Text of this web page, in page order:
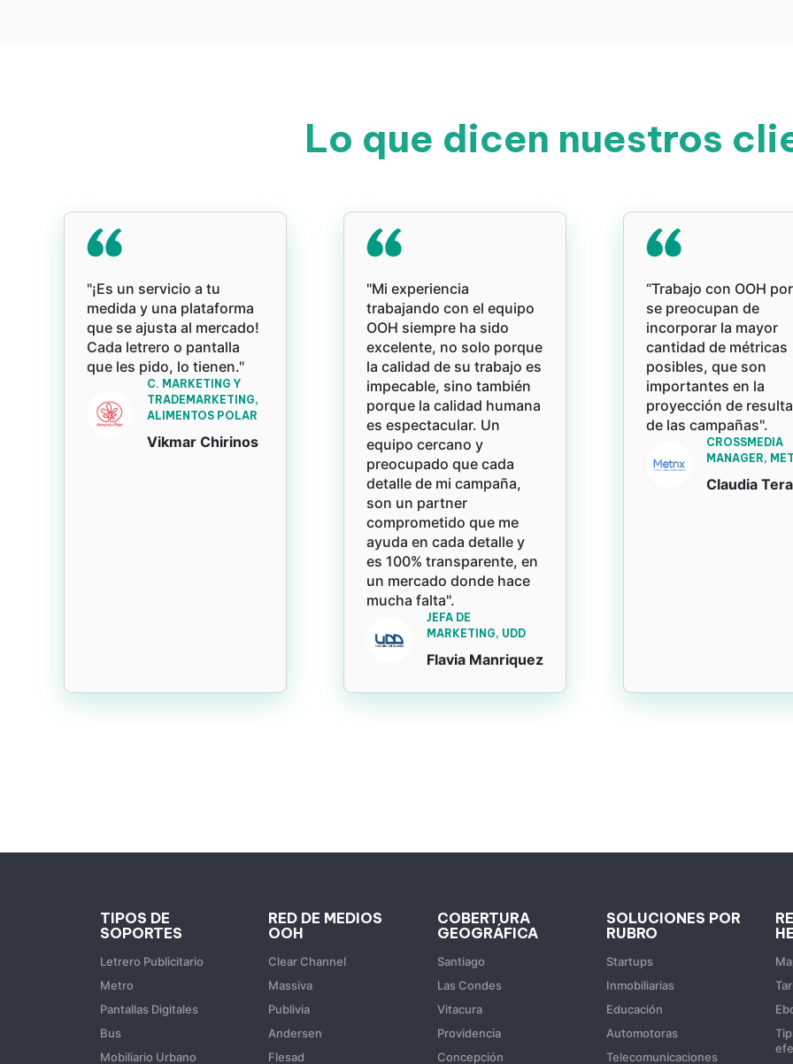
Lo que dicen nuestros
"¡Es un servicio a tu
medida y una plataforma
que se ajusta al mercado!
Cada letrero o pantalla
que les pido, lo tienen."
C. MARKETING Y
TRADEMARKETING,
ALIMENTOS POLAR
Vikmar Chirinos
"Mi experiencia
trabajando con el equipo
OOH siempre ha sido
excelente, no solo porque
la calidad de su trabajo es
impecable, sino también
porque la calidad humana
es espectacular. Un
equipo cercano y
preocupado que cada
detalle de mi campaña,
son un partner
comprometido que me
ayuda en cada detalle y
es 100% transparente, en
un mercado donde hace
mucha falta".
JEFA DE
MARKETING, UDD
Flavia Manriquez
“Trabajo con OOH
se preocupan de
incorporar la mayor
cantidad de métricas
posibles, que son
importantes en la
proyección de
de las campañas".
CROSSMEDIA
MANAGER,
Claudia
TIPOS DE
SOPORTES
Letrero Publicitario
Metro
Pantallas Digitales
Bus
Mobiliario Urbano
RED DE MEDIOS
OOH
Clear Channel
Massiva
Publivia
Andersen
Flesad
COBERTURA
GEOGRÁFICA
Santiago
Las Condes
Vitacura
Providencia
Concepción
SOLUCIONES POR
RUBRO
Startups
Inmobiliarias
Educación
Automotoras
Telecomunicaciones